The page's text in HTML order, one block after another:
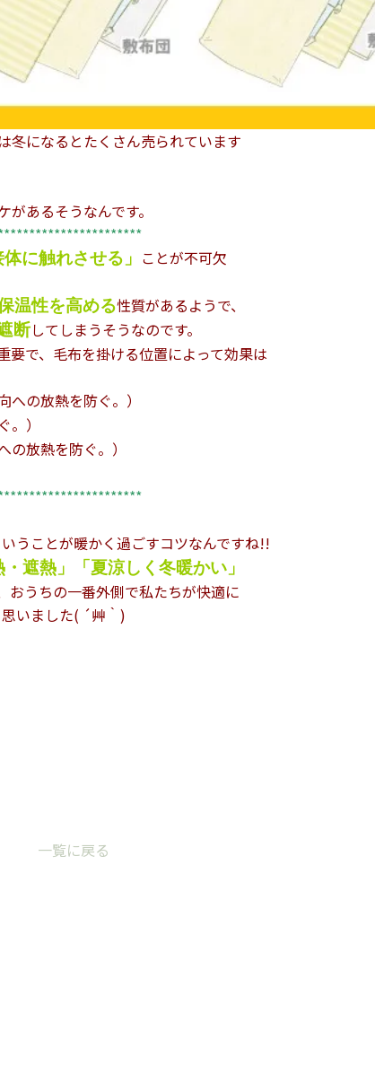
冬になるとたくさん売られています
あるそうなんです。
に触れさせる」 ことが不可欠
温性を高める性質があるようで、
断してしまうそうなのです。
要で、毛布を掛ける位置によって効果は
の放熱を防ぐ。）
）
放熱を防ぐ。）
いうことが暖かく過ごすコツなんですね!!
・遮熱」「夏涼しく冬暖かい」
おうちの一番外側で私たちが快適に
いました( ´艸｀)
一覧に戻る